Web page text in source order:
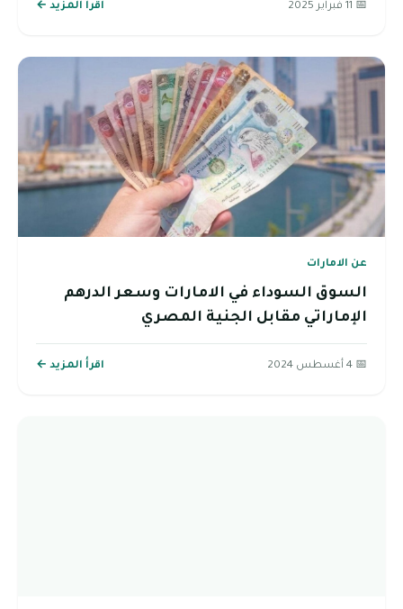
📅 11 فبراير 2025 اقرأ المزيد ←
عن الامارات
السوق السوداء في الامارات وسعر الدرهم
الإماراتي مقابل الجنية المصري
📅 4 أغسطس 2024 اقرأ المزيد ←